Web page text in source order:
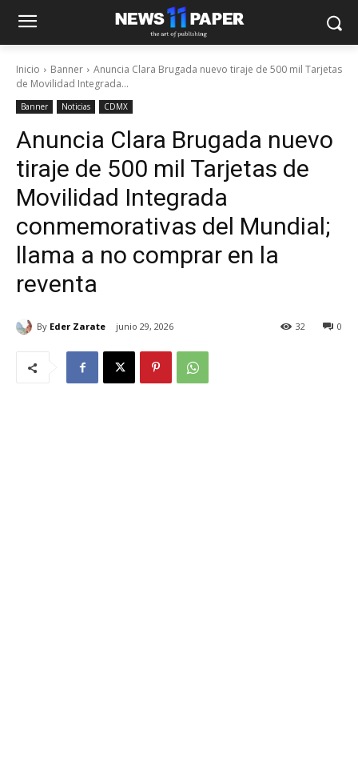
Inicio Banner
Anuncia Clara Brugada nuevo tiraje de 500 mil Tarjetas
de Movilidad Integrada...
Banner Noticias CDMX
Anuncia Clara Brugada nuevo
tiraje de 500 mil Tarjetas de
Movilidad Integrada
conmemorativas del Mundial;
llama a no comprar en la
reventa
By Eder Zarate junio 29, 2026 0
32